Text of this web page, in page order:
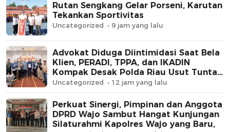
Rutan Sengkang Gelar Porseni, Karutan
Tekankan Sportivitas
Uncategorized 9 jam yang lalu
Advokat Diduga Diintimidasi Saat Bela
Klien, PERADI, TPPA, dan IKADIN
Kompak Desak Polda Riau Usut Tuntas
Dugaan Premanisme
Uncategorized 12 jam yang lalu
Perkuat Sinergi, Pimpinan dan Anggota
DPRD Wajo Sambut Hangat Kunjungan
Silaturahmi Kapolres Wajo yang Baru,